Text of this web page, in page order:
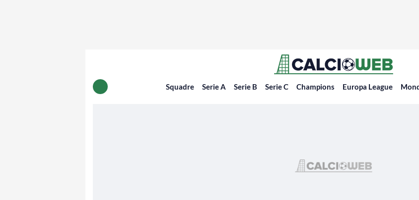
Squadre Serie A Serie B Serie C Champions Europa League